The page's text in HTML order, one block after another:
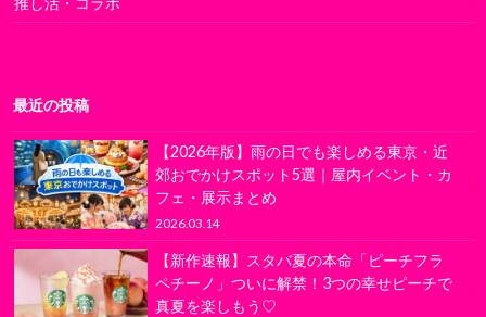
最近の投稿
【2026年版】雨の日でも楽しめる東京・近
郊おでかけスポット5選｜屋内イベント・カ
フェ・展示まとめ
2026.03.14
【新作速報】スタバ夏の本命「ピーチフラ
ペチーノ」ついに解禁！3つの幸せピーチで
真夏を楽しもう♡